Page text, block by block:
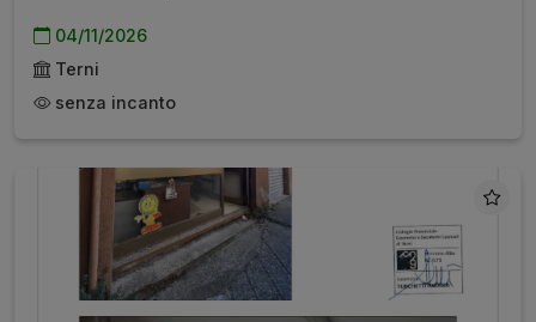
04/11/2026
Terni
senza incanto